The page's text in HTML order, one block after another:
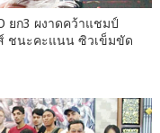
ยก3 ผงาดคว้าแชมป์
ชนะคะแนน ซิวเข็มขัด